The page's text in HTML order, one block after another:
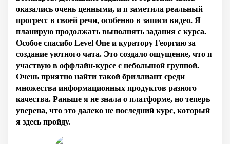
оказались очень ценными, и я заметила реальный
прогресс в своей речи, особенно в записи видео. Я
планирую продолжать выполнять задания с курса.
Особое спасибо Level One и куратору Георгию за
создание уютного чата. Это создало ощущение, что я
участвую в оффлайн-курсе с небольшой группой.
Очень приятно найти такой бриллиант среди
множества информационных продуктов разного
качества. Раньше я не знала о платформе, но теперь
уверена, что это далеко не последний курс, который
я здесь пройду.